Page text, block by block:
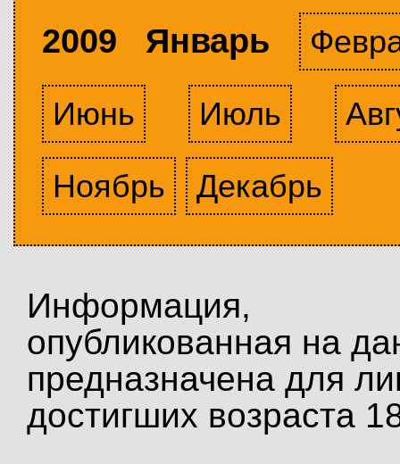
2009 Январь
Июнь
Июль
Ноябрь
Декабрь
Информация,
опубликованная на
предназначена для
достигших возраста